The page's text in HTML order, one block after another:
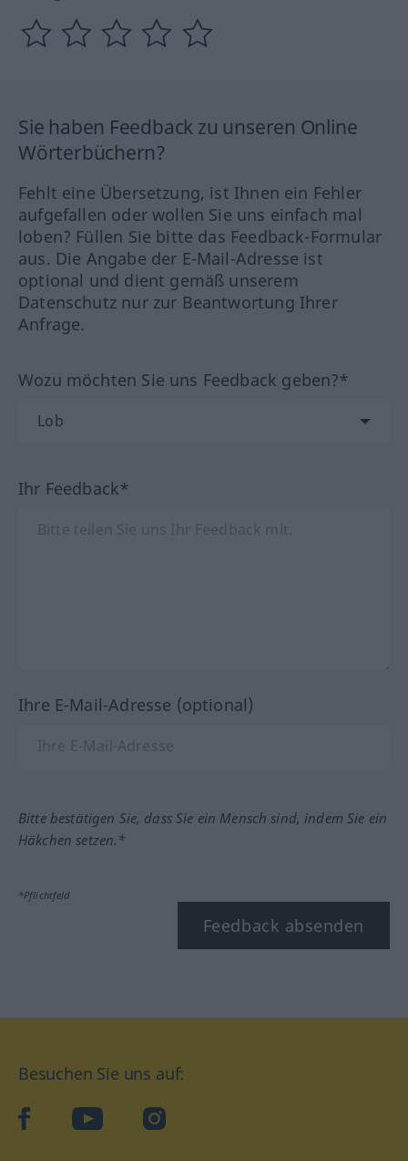
Sie haben Feedback zu unseren Online
Wörterbüchern?
Fehlt eine Übersetzung, ist Ihnen ein Fehler
aufgefallen oder wollen Sie uns einfach mal
loben? Füllen Sie bitte das Feedback-Formular
aus. Die Angabe der E-Mail-Adresse ist
optional und dient gemäß unserem
Datenschutz nur zur Beantwortung Ihrer
Anfrage.
Wozu möchten Sie uns Feedback geben?*
Ihr Feedback*
Ihre E-Mail-Adresse (optional)
Bitte bestätigen Sie, dass Sie ein Mensch sind, indem Sie ein
Häkchen setzen.*
*Pflichtfeld
Feedback absenden
Besuchen Sie uns auf:
facebookYouTube Instagram